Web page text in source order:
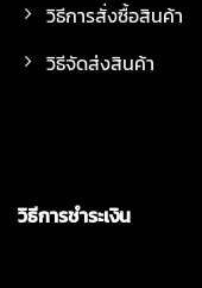
วิธีการสั่งซื้อสินค้า
วิธีจัดส่งสินค้า
วิธีการชำระเงิน